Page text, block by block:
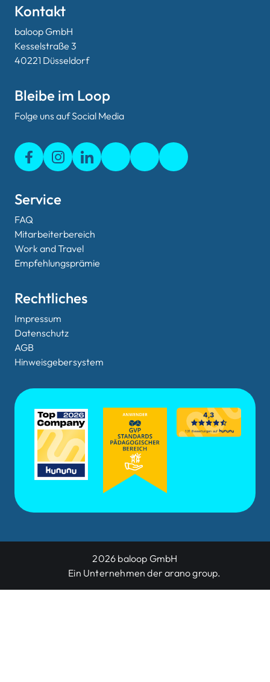
Kontakt
baloop GmbH
Kesselstraße 3
40221 Düsseldorf
Bleibe im Loop
Folge uns auf Social Media
Service
FAQ
Mitarbeiterbereich
Work and Travel
Empfehlungsprämie
Rechtliches
Impressum
Datenschutz
AGB
Hinweisgebersystem
2026 baloop GmbH
Ein Unternehmen der arano group.